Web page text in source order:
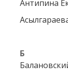
Антипина
Б